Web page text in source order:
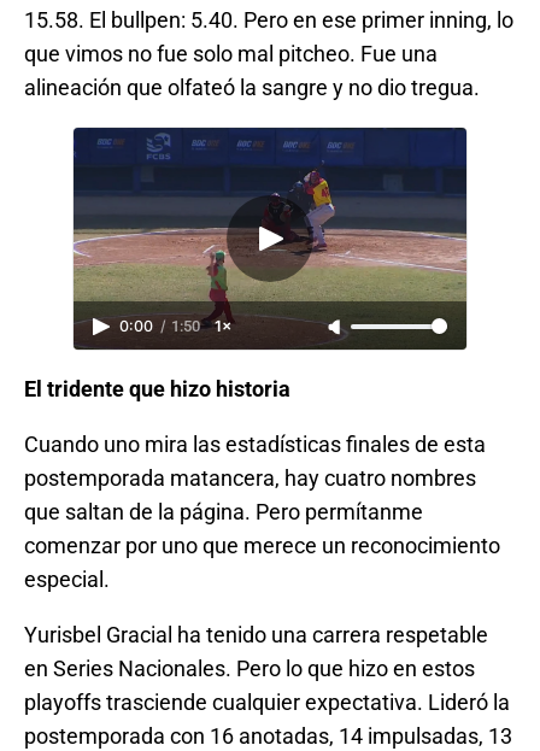
15.58. El bullpen: 5.40. Pero en ese primer inning, lo
que vimos no fue solo mal pitcheo. Fue una
alineación que olfateó la sangre y no dio tregua.
0:00 / 1:50 1×
El tridente que hizo historia
Cuando uno mira las estadísticas finales de esta
postemporada matancera, hay cuatro nombres
que saltan de la página. Pero permítanme
comenzar por uno que merece un reconocimiento
especial.
Yurisbel Gracial ha tenido una carrera respetable
en Series Nacionales. Pero lo que hizo en estos
playoffs trasciende cualquier expectativa. Lideró la
postemporada con 16 anotadas, 14 impulsadas, 13